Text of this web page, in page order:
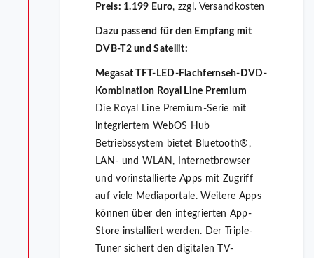
Preis: 1.199 Euro, zzgl. Versandkosten
Dazu passend für den Empfang mit
DVB-T2 und Satellit:
Megasat TFT-LED-Flachfernseh-DVD-
Kombination Royal Line Premium
Die Royal Line Premium-Serie mit
integriertem WebOS Hub
Betriebssystem bietet Bluetooth®,
LAN- und WLAN, Internetbrowser
und vorinstallierte Apps mit Zugriff
auf viele Mediaportale. Weitere Apps
können über den integrierten App-
Store installiert werden. Der Triple-
Tuner sichert den digitalen TV-